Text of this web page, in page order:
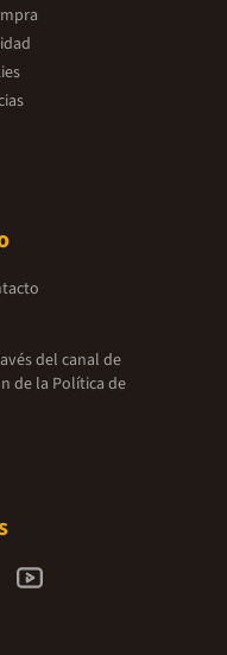
del canal de
de la Política de